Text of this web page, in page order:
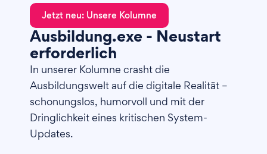
Jetzt neu: Unsere Kolumne
Ausbildung.exe - Neustart
erforderlich
In unserer Kolumne crasht die
Ausbildungswelt auf die digitale Realität –
schonungslos, humorvoll und mit der
Dringlichkeit eines kritischen System-
Updates.